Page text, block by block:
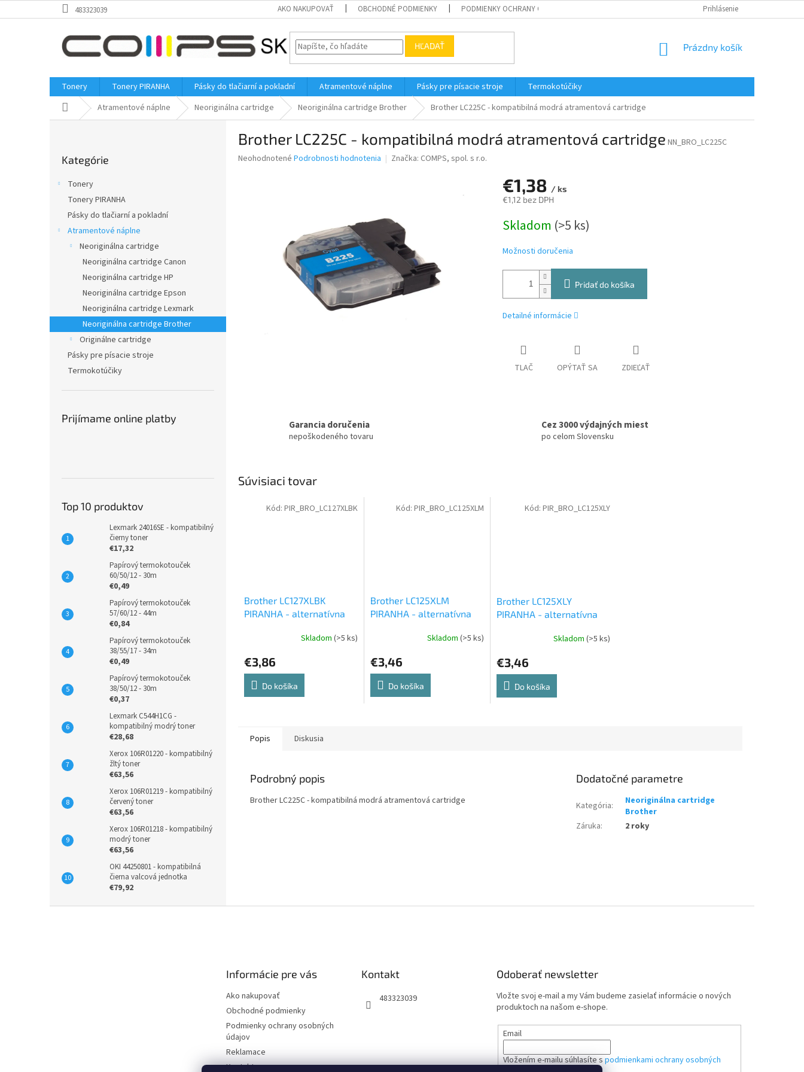
na
483323039 AKO NAKUPOVAŤ OBCHODNÉ PODMIENKY PODMIENKY OCHRANY OSOBNÝCH ÚDAJOV KONTAKTY
Prihlásenie
HĽADAŤ
NÁKUPNÝ
Prázdny košík
Tonery Tonery PIRANHA Pásky do tlačiarní a pokladní Atramentové náplne Pásky pre písacie stroje
Termokotúčiky
DomovAtramentové náplne Neoriginálna cartridge Neoriginálna cartridge Brother Brother LC225C - kompatibilná modrá atramentová cartridge
kategórie
Kategórie
Tonery
Tonery PIRANHA
Pásky do tlačiarní a pokladní
Atramentové náplne
Neoriginálna cartridge
Neoriginálna cartridge Canon
Neoriginálna cartridge HP
Neoriginálna cartridge Epson
Neoriginálna cartridge Lexmark
Neoriginálna cartridge Brother
Originálne cartridge
Pásky pre písacie stroje
Termokotúčiky
Prijímame online platby
Top 10 produktov
Lexmark 24016SE - kompatibilný
čierny toner
€17,32
Papírový termokotouček
60/50/12 - 30m
€0,49
Papírový termokotouček
57/60/12 - 44m
€0,84
Papírový termokotouček
38/55/17 - 34m
€0,49
Papírový termokotouček
38/50/12 - 30m
€0,37
Lexmark C544H1CG -
kompatibilný modrý toner
€28,68
Xerox 106R01220 - kompatibilný
žltý toner
€63,56
Xerox 106R01219 - kompatibilný
červený toner
€63,56
Xerox 106R01218 - kompatibilný
modrý toner
€63,56
OKI 44250801 - kompatibilná
čierna valcová jednotka
€79,92
Brother LC225C - kompatibilná modrá atramentová cartridge NN_BRO_LC225C
Priemerné
Neohodnotené Podrobnosti hodnotenia Značka: COMPS, spol. s r.o.
€1,38 / ks
€1,12 bez DPH
cena:
Skladom (>5 ks)
Možnosti doručenia
Pridať do košíka
Detailné informácie
TLAČ OPÝTAŤ SA ZDIEĽAŤ
Garancia doručenia
nepoškodeného tovaru
Cez 3000 výdajných miest
po celom Slovensku
Súvisiaci tovar
Brother LC127XLBK
PIRANHA - alternatívna
Skladom (>5 ks)
€3,86
Do košíka
Kód: PIR_BRO_LC127XLBK
Brother LC125XLM
PIRANHA - alternatívna
Skladom (>5 ks)
€3,46
Do košíka
Kód: PIR_BRO_LC125XLM
Brother LC125XLY
PIRANHA - alternatívna
Skladom(>5 ks)
€3,46
Do košíka
Kód:PIR_BRO_LC125XLY
Popis Diskusia
Podrobný popis
Brother LC225C - kompatibilná modrá atramentová cartridge
Dodatočné parametre
Kategória:
Neoriginálna cartridge
Brother
Záruka: 2 roky
Informácie pre vás
Ako nakupovať
Obchodné podmienky
Podmienky ochrany osobných
údajov
Reklamace
Kontakty
Kontakt
483323039
Odoberať newsletter
Vložte svoj e-mail a my Vám budeme zasielať informácie o nových
produktoch na našom e-shope.
Email
Vložením e-mailu súhlasíte spodmienkami ochrany osobných